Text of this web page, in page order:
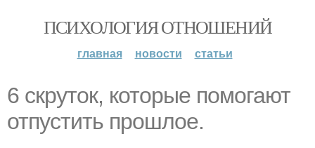
ПСИХОЛОГИЯ ОТНОШЕНИЙ
главная новости статьи
6 скруток, которые помогают
отпустить прошлое.